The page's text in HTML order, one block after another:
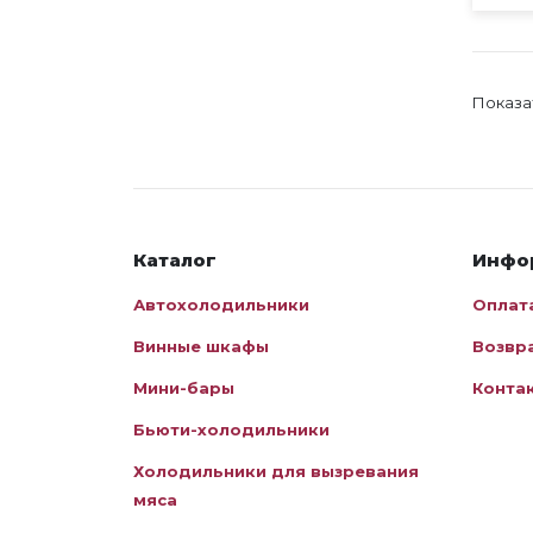
Каталог
Автохолодильники
Винные шкафы
Мини-бары
Бьюти-холодильники
Холодильники для вызревания
мяса